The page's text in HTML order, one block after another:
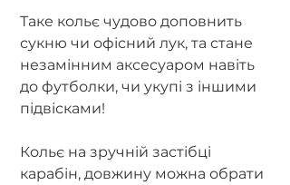
Таке кольє чудово доповнить
сукню чи офісний лук, та стане
незамінним аксесуаром навіть
до футболки, чи укупі з іншими
підвісками!
Кольє на зручній застібці
карабін, довжину можна обрати